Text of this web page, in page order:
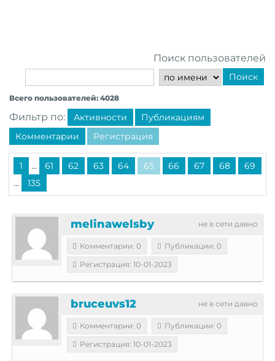
Поиск пользователей
Поиск
Всего пользователей: 4028
Фильтр по: Активности
Публикациям
Комментарии
Регистрация
1 ... 61 62 63 64 65 66 67 68 69
... 135
не в сети давно
melinawelsby
Комментарии: 0
Публикации: 0
Регистрация: 10-01-2023
не в сети давно
bruceuvs12
Комментарии: 0
Публикации: 0
Регистрация: 10-01-2023